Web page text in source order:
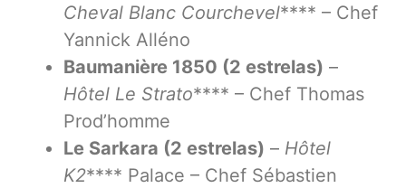
Cheval Blanc Courchevel**** – Chef
Yannick Alléno
Baumanière 1850 (2 estrelas) –
Hôtel Le Strato**** – Chef Thomas
Prod’homme
Le Sarkara (2 estrelas) – Hôtel
K2**** Palace – Chef Sébastien